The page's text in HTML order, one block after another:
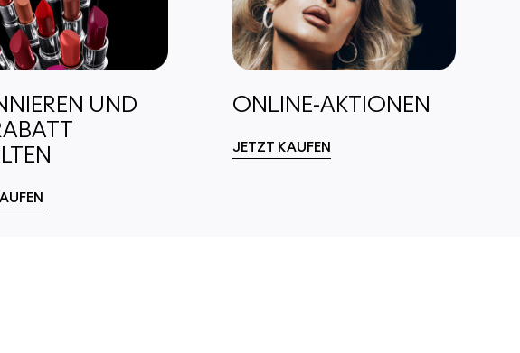
UND
ONLINE-AKTIONEN
JETZT KAUFEN